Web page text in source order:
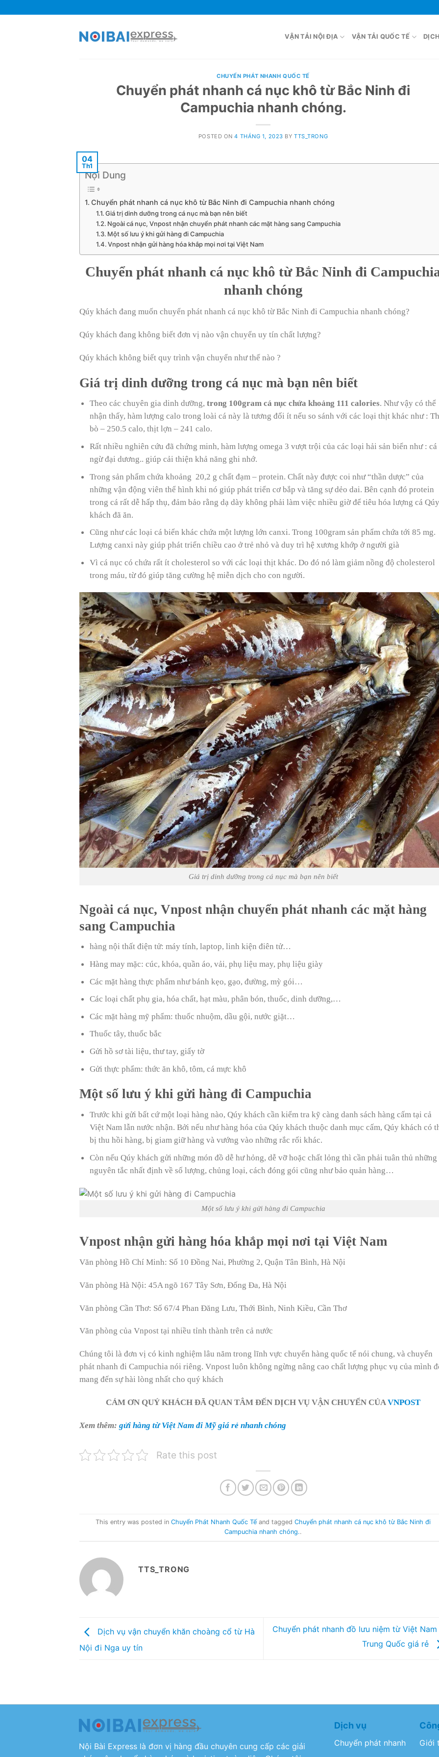
to
VẬN TẢI NỘI ĐỊA VẬN TẢI QUỐC TẾ
CHUYỂN PHÁT NHANH QUỐC TẾ
Chuyển phát nhanh cá nục khô từ Bắc Ninh đi
Campuchia nhanh chóng.
POSTED ON4 THÁNG 1, 2023 BYTTS_TRONG
04
Th1
Nội Dung
Chuyển phát nhanh cá nục khô từ Bắc Ninh đi Campuchia nhanh chóng
Giá trị dinh dưỡng trong cá nục mà bạn nên biết
Ngoài cá nục, Vnpost nhận chuyển phát nhanh các mặt hàng sang Campuchia
Một số lưu ý khi gửi hàng đi Campuchia
Vnpost nhận gửi hàng hóa khắp mọi nơi tại Việt Nam
Chuyển phát nhanh cá nục khô từ Bắc Ninh đi
nhanh chóng
Qúy khách đang muốn chuyển phát nhanh cá nục khô từ Bắc Ninh đi Campuchia nhanh chóng?
Qúy khách đang không biết đơn vị nào vận chuyển uy tín chất lượng?
Qúy khách không biết quy trình vận chuyển như thế nào ?
Giá trị dinh dưỡng trong cá nục mà bạn nên biết
Theo các chuyên gia dinh dưỡng, trong 100gram cá nục chứa khoảng 111 calories. Như vậy có thể
nhận thấy, hàm lượng calo trong loài cá này là tương đối ít nếu so sánh với các loại thịt khác như :
bò – 250.5 calo, thịt lợn – 241 calo.
Rất nhiều nghiên cứu đã chứng minh, hàm lượng omega 3 vượt trội của các loại hải sản biển như : cá
ngừ đại dương.. giúp cải thiện khả năng ghi nhớ.
Trong sản phẩm chứa khoảng 20,2 g chất đạm – protein. Chất này được coi như “thần dược” của
những vận động viên thể hình khi nó giúp phát triển cơ bắp và tăng sự dẻo dai. Bên cạnh đó protein
trong cá rất dễ hấp thụ, đảm bảo rằng dạ dày không phải làm việc nhiều giờ để tiêu hóa lượng cá Qúy
khách đã ăn.
Cũng như các loại cá biển khác chứa một lượng lớn canxi. Trong 100gram sản phẩm chứa tới 85 mg.
Lượng canxi này giúp phát triển chiều cao ở trẻ nhỏ và duy trì hệ xương khớp ở người già
Vì cá nục có chứa rất ít cholesterol so với các loại thịt khác. Do đó nó làm giảm nồng độ cholesterol
trong máu, từ đó giúp tăng cường hệ miễn dịch cho con người.
Giá trị dinh dưỡng trong cá nục mà bạn nên biết
Ngoài cá nục, Vnpost nhận chuyển phát nhanh các mặt hàng
sang Campuchia
hàng nội thất điện tử: máy tính, laptop, linh kiện điên tử…
Hàng may mặc: cúc, khóa, quần áo, vải, phụ liệu may, phụ liệu giày
Các mặt hàng thực phẩm như bánh kẹo, gạo, đường, mỳ gói…
Các loại chất phụ gia, hóa chất, hạt màu, phân bón, thuốc, dinh dưỡng,…
Các mặt hàng mỹ phẩm: thuốc nhuộm, dầu gội, nước giặt…
Thuốc tây, thuốc bắc
Gửi hồ sơ tài liệu, thư tay, giấy tờ
Gửi thực phẩm: thức ăn khô, tôm, cá mực khô
Một số lưu ý khi gửi hàng đi Campuchia
Trước khi gửi bất cứ một loại hàng nào, Qúy khách cần kiểm tra kỹ càng danh sách hàng cấm tại cả
Việt Nam lẫn nước nhận. Bởi nếu như hàng hóa của Qúy khách thuộc danh mục cấm, Qúy khách có
bị thu hồi hàng, bị giam giữ hàng và vướng vào những rắc rối khác.
Còn nếu Qúy khách gửi những món đồ dễ hư hỏng, dễ vỡ hoặc chất lỏng thì cần phải tuân thủ những
nguyên tắc nhất định về số lượng, chủng loại, cách đóng gói cũng như bảo quản hàng…
Một số lưu ý khi gửi hàng đi Campuchia
Vnpost nhận gửi hàng hóa khắp mọi nơi tại Việt Nam
Văn phòng Hồ Chí Minh: Số 10 Đồng Nai, Phường 2, Quận Tân Bình, Hà Nội
Văn phòng Hà Nội: 45A ngõ 167 Tây Sơn, Đống Đa, Hà Nội
Văn phòng Cần Thơ: Số 67/4 Phan Đăng Lưu, Thới Bình, Ninh Kiều, Cần Thơ
Văn phòng của Vnpost tại nhiều tỉnh thành trên cả nước
Chúng tôi là đơn vị có kinh nghiệm lâu năm trong lĩnh vực chuyển hàng quốc tế nói chung, và chuyển
phát nhanh đi Campuchia nói riêng. Vnpost luôn không ngừng nâng cao chất lượng phục vụ của mình
mang đến sự hài lòng nhất cho quý khách
CÁM ƠN QUÝ KHÁCH ĐÃ QUAN TÂM ĐẾN DỊCH VỤ VẬN CHUYỂN CỦAVNPOST
Xem thêm: gửi hàng từ Việt Nam đi Mỹ giá rẻ nhanh chóng
Rate this post
This entry was posted in Chuyển Phát Nhanh Quốc Tế and tagged Chuyển phát nhanh cá nục khô từ Bắc Ninh đi
Campuchia nhanh chóng..
TTS_TRONG
Dịch vụ vận chuyển khăn choàng cổ từ Hà
Nội đi Nga uy tín
Chuyển phát nhanh đồ lưu niệm từ Việt
Trung Quốc giá rẻ
Nội Bài Express là đơn vị hàng đầu chuyên cung cấp các giải
Dịch vụ
Chuyển phát nhanh Giới